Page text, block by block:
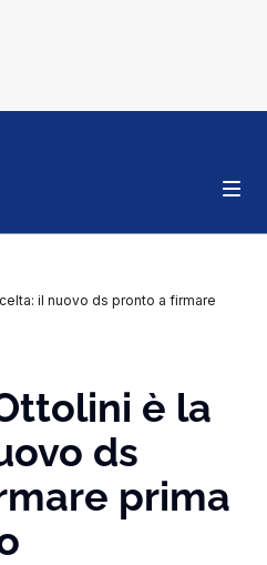
il nuovo ds pronto a firmare
è la
ds
prima